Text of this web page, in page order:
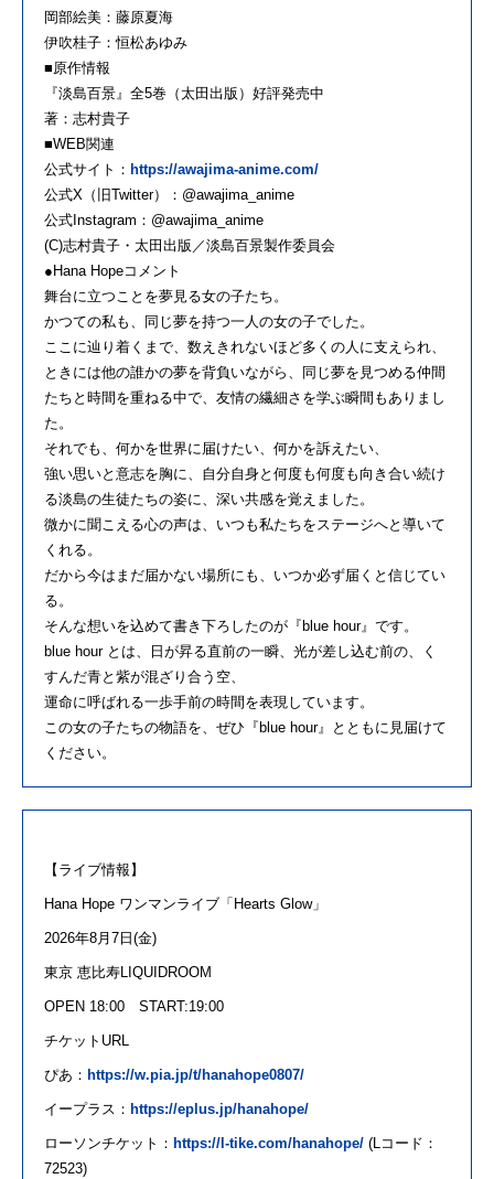
岡部絵美：藤原夏海
伊吹桂子：恒松あゆみ
■原作情報
『淡島百景』全5巻（太田出版）好評発売中
著：志村貴子
■WEB関連
公式サイト： https://awajima-anime.com/
公式X（旧Twitter）：@awajima_anime
公式Instagram：@awajima_anime
(C)志村貴子・太田出版／淡島百景製作委員会
●Hana Hopeコメント
舞台に立つことを夢見る女の子たち。
かつての私も、同じ夢を持つ一人の女の子でした。
ここに辿り着くまで、数えきれないほど多くの人に支えられ、
ときには他の誰かの夢を背負いながら、同じ夢を見つめる仲間
たちと時間を重ねる中で、友情の繊細さを学ぶ瞬間もありまし
た。
それでも、何かを世界に届けたい、何かを訴えたい、
強い思いと意志を胸に、自分自身と何度も何度も向き合い続け
る淡島の生徒たちの姿に、深い共感を覚えました。
微かに聞こえる心の声は、いつも私たちをステージへと導いて
くれる。
だから今はまだ届かない場所にも、いつか必ず届くと信じてい
る。
そんな想いを込めて書き下ろしたのが『blue hour』です。
blue hour とは、日が昇る直前の一瞬、光が差し込む前の、く
すんだ青と紫が混ざり合う空、
運命に呼ばれる一歩手前の時間を表現しています。
この女の子たちの物語を、ぜひ『blue hour』とともに見届けて
ください。
【 ライブ情報】
Hana Hope ワンマンライブ 「 Hearts Glow」
2026年8月 7 日 (金)
東京 恵比寿LIQUIDROOM
OPEN 18:00 START:19:00
チケット URL
ぴあ： https://w.pia.jp/t/hanahope0807/
イープラス： https://eplus.jp/hanahope/
ローソンチケット： https://l-tike.com/hanahope/ (Lコード：
72523)